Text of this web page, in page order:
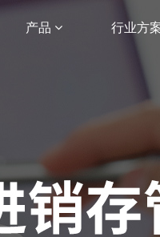
产品 行业方